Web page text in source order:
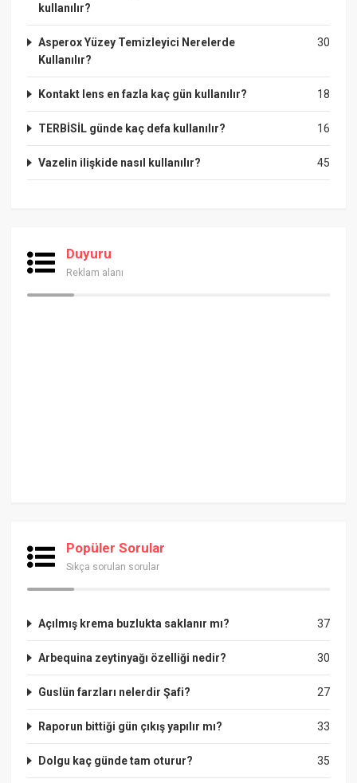
kullanılır?
30
Asperox Yüzey Temizleyici Nerelerde
Kullanılır?
18
Kontakt lens en fazla kaç gün kullanılır?
16
TERBİSİL günde kaç defa kullanılır?
45
Vazelin ilişkide nasıl kullanılır?
Duyuru
Reklam alanı
Popüler Sorular
Sıkça sorulan sorular
37
Açılmış krema buzlukta saklanır mı?
30
Arbequina zeytinyağı özelliği nedir?
27
Guslün farzları nelerdir Şafi?
33
Raporun bittiği gün çıkış yapılır mı?
35
Dolgu kaç günde tam oturur?